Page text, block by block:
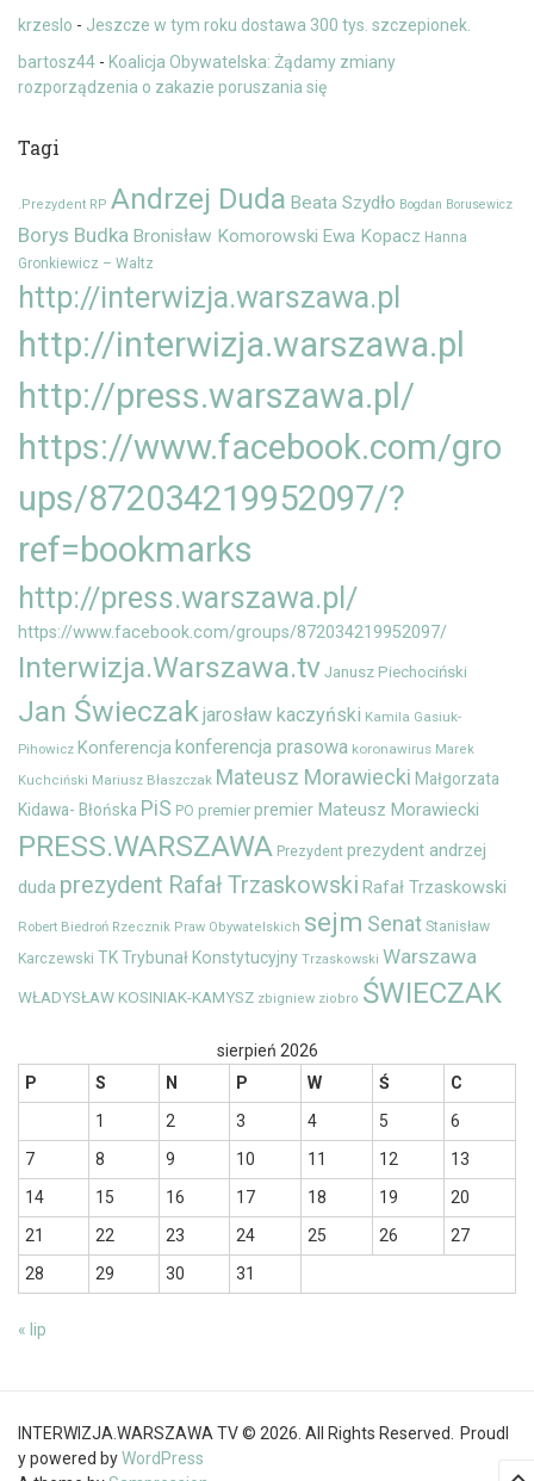
krzeslo - Jeszcze w tym roku dostawa 300 tys. szczepionek.
bartosz44 - Koalicja Obywatelska: Żądamy zmiany
rozporządzenia o zakazie poruszania się
Tagi
.Prezydent RP Andrzej Duda Beata Szydło Bogdan Borusewicz
Borys Budka Bronisław Komorowski Ewa Kopacz Hanna
Gronkiewicz – Waltz
http://interwizja.warszawa.pl
http://interwizja.warszawa.pl
http://press.warszawa.pl/
https://www.facebook.com/gro
ups/872034219952097/?
ref=bookmarks
http://press.warszawa.pl/
https://www.facebook.com/groups/872034219952097/
Interwizja.Warszawa.tv Janusz Piechociński
Jan Świeczakjarosław kaczyński Kamila Gasiuk-
Pihowicz Konferencja konferencja prasowa koronawirus Marek
Kuchciński Mariusz Błaszczak Mateusz Morawiecki Małgorzata
Kidawa- Błońska PiS PO premier premier Mateusz Morawiecki
PRESS.WARSZAWA Prezydent prezydent andrzej
duda prezydent Rafał Trzaskowski Rafał Trzaskowski
Robert Biedroń Rzecznik Praw Obywatelskich sejm Senat Stanisław
Karczewski TKTrybunał Konstytucyjny Trzaskowski Warszawa
WŁADYSŁAW KOSINIAK-KAMYSZ zbigniew ziobro ŚWIECZAK
sierpień 2026
P
S N P W Ś
C
1
2 3 4 5
6
7
8 9 10 11 12
13
14
15 16 17 18 19
20
21
22 23 24 25 26
27
28
29 30 31
« lip
INTERWIZJA.WARSZAWA TV © 2026. All Rights Reserved. Proudl
y powered byWordPress